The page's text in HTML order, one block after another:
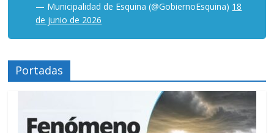
— Municipalidad de Esquina (@GobiernoEsquina) 18
de junio de 2026
Portadas